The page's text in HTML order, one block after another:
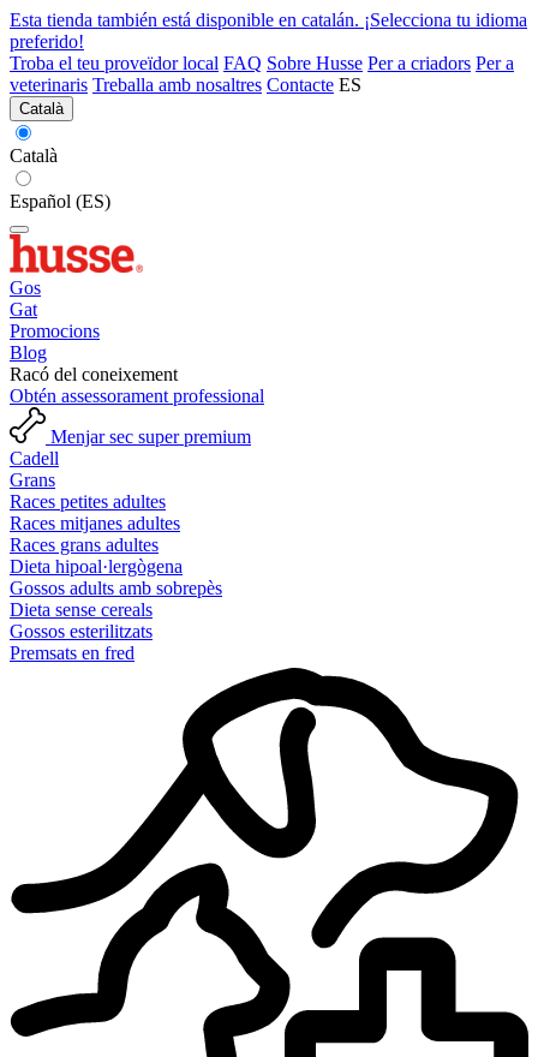
Esta tienda también está disponible en catalán. ¡Selecciona tu idioma
preferido!
Troba el teu proveïdor local FAQ Sobre Husse Per a criadors Per a
veterinaris Treballa amb nosaltres Contacte ES
Català
Català
Español (ES)
Gos
Gat
Promocions
Blog
Racó del coneixement
Obtén assessorament professional
Menjar sec super premium
Cadell
Grans
Races petites adultes
Races mitjanes adultes
Races grans adultes
Dieta hipoal·lergògena
Gossos adults amb sobrepès
Dieta sense cereals
Gossos esterilitzats
Premsats en fred